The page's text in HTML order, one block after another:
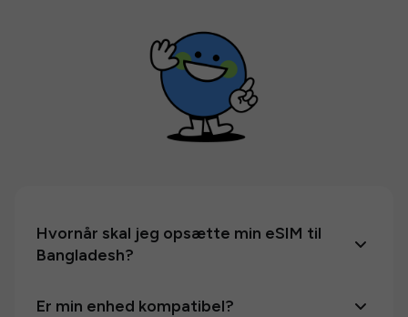
Hvornår skal jeg opsætte min eSIM til
Bangladesh?
Er min enhed kompatibel?